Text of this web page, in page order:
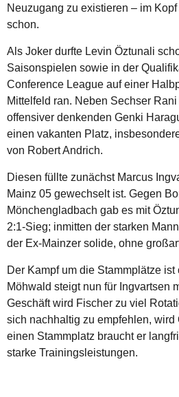
Neuzugang zu existieren – im
schon.
Als Joker durfte Levin Öztunali
Saisonspielen sowie in der
Conference League auf einer
Mittelfeld ran. Neben Sechser
offensiver denkenden Genki
einen vakanten Platz,
von Robert Andrich.
Diesen füllte zunächst Marcus
Mainz 05 gewechselt ist. Gegen
Mönchengladbach gab es mit
2:1-Sieg; inmitten der starken
der Ex-Mainzer solide, ohne
Der Kampf um die Stammplätze
Möhwald steigt nun für Ingvartsen
Geschäft wird Fischer zu viel
sich nachhaltig zu empfehlen, wird
einen Stammplatz braucht er
starke Trainingsleistungen.